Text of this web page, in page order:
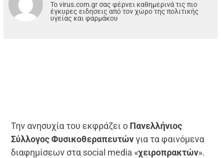
Το virus.com.gr σας φέρνει καθημερινά τις πιο
έγκυρες ειδησεις από τον χώρο της πολιτικής
υγείας και φαρμάκου
Την ανησυχία του εκφράζει ο Πανελλήνιος
Σύλλογος Φυσικοθεραπευτώνγια τα φαινόμενα
διαφημίσεων στα social media «χειροπρακτών».